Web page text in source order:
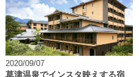
2020/09/07
草津温泉でインスタ映えする宿